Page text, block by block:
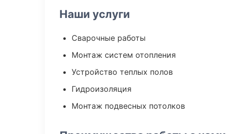
Наши услуги
Сварочные работы
Монтаж систем отопления
Устройство теплых полов
Гидроизоляция
Монтаж подвесных потолков